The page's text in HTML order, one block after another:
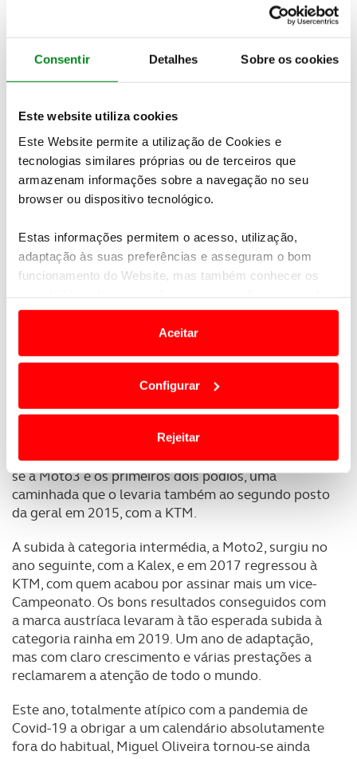
Consentir Detalhes Sobre os cookies
Este website utiliza cookies
Este Website permite a utilização de Cookies e
tecnologias similares próprias ou de terceiros que
armazenam informações sobre a navegação no seu
browser ou dispositivo tecnológico.
Estas informações permitem o acesso, utilização,
adaptação às suas preferências e asseguram o bom
funcionamento do Website, mas também conhecer os
e anúncios de modo a promover produtos e/ou serviços.
Em alguns casos, a utilização destas tecnologias
termos e a todo o tempo as suas preferências e limitando
o acesso a informações durante a navegação no
personalizar conteúdos e anúncios, para lhe proporcionar
funcionalidades de redes sociais, bem como para
analisar dados de navegação no nosso website.
Adicionalmente partilhamos informação, relativa à sua
utilização do nosso site de publicidade e de análise, com
parceiros e organizações na UE e em países terceiros.
O ACP garantirá que as transferências internacionais de
dados pessoais serão realizadas apenas com o seu
consentimento e quando tal se afigure estritamente
Realçamos que o bloqueio de certo tipo de Cookies e
tecnologias similares pode ter impacto na sua
Aceitar
Configurar
Rejeitar
Humilde, trabalhador, perseverante, tranquilo,
atencioso, divertido e com muita presença de
nunca se conheceu de outra forma e foi esta mesma
receita que o levou ao MotoGP. Pelo caminho
ficaram o segundo lugar absoluto no muito
prestigiado Campeonato de Espanha de Velocidade,
e também no Europeu, em 2010, mesmo antes da
estreia no ainda Mundial de 125cc na altura. Seguiu-
se a Moto3 e os primeiros dois pódios, uma
caminhada que o levaria também ao segundo posto
da geral em 2015, com a KTM.
A subida à categoria intermédia, a Moto2, surgiu no
ano seguinte, com a Kalex, e em 2017 regressou à
KTM, com quem acabou por assinar mais um vice-
Campeonato. Os bons resultados conseguidos com
a marca austríaca levaram à tão esperada subida à
categoria rainha em 2019. Um ano de adaptação,
mas com claro crescimento e várias prestações a
reclamarem a atenção de todo o mundo.
Este ano, totalmente atípico com a pandemia de
Covid-19 a obrigar a um calendário absolutamente
fora do habitual, Miguel Oliveira tornou-se ainda